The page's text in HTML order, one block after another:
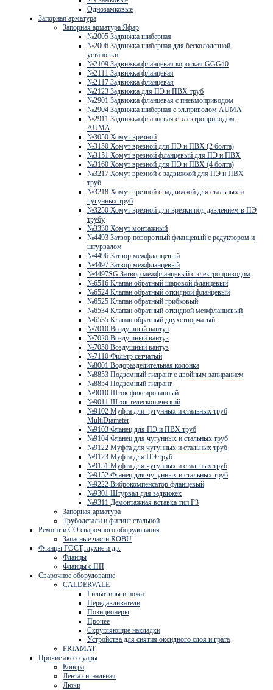
Однозамковые
Запорная арматура
Запорная арматура Яфар
№2005 Задвижка шиберная
№2006 Задвижка шиберная для бесколодезной
установки
№2109 Задвижка фланцевая короткая GGG40
№2111 Задвижка фланцевая
№2117 Задвижка фланцевая
№2123 Задвижка для ПЭ и ПВХ труб
№2901 Задвижка фланцевая с пневмоприводом
№2904 Задвижка шиберная с эл.приводом AUMA
№2911 Задвижка фланцевая с электроприводом
AUMA
№3050 Хомут врезной
№3150 Хомут врезной для ПЭ и ПВХ (2 болта)
№3151 Хомут врезной фланцевый для ПЭ и ПВХ
№3160 Хомут врезной для ПЭ и ПВХ (4 болта)
№3217 Хомут врезной с задвижкой для ПЭ и ПВХ
труб
№3218 Хомут врезной с задвижкой для стальных и
чугунных труб
№3250 Хомут врезной для врезки под давлением в ПЭ
трубу
№3330 Хомут монтажный
№4493 Затвор поворотный фланцевый с редуктором и
штурвалом
№4496 Затвор межфланцевый
№4497 Затвор межфланцевый
№4497SG Затвор межфланцевый с электроприводом
№6516 Клапан обратный шаровой фланцевый
№6524 Клапан обратный откидной фланцевый
№6525 Клапан обратный грибковый
№6534 Клапан обратный откидной межфланцевый
№6535 Клапан обратный двухстворчатый
№7010 Воздушный вантуз
№7020 Воздушный вантуз
№7050 Воздушный вантуз
№7110 Фильтр сетчатый
№8001 Водоразделительная колонка
№8853 Подземный гидрант с двойным запиранием
№8854 Подземный гидрант
№9010 Шток фиксированный
№9011 Шток телескопический
№9102 Муфта для чугунных и стальных труб
MultiDiameter
№9103 Фланец для ПЭ и ПВХ труб
№9104 Фланец для чугунных и стальных труб
№9122 Муфта для чугунных и стальных труб
№9123 Муфта для ПЭ труб
№9151 Муфта для чугунных и стальных труб
№9152 Фланец для чугунных и стальных труб
№9222 Виброкомпенсатор фланцевый
№9301 Штурвал для задвижек
№9311 Демонтажная вставка тип F3
Запорная арматура
Трубодетали и фитинг стальной
Ремонт и СО сварочного оборудования
Запасные части ROBU
Фланцы ГОСТ,глухие и др.
Фланцы
Фланцы с ПП
Сварочное оборудование
CALDERVALE
Гильотины и ножи
Передавливатели
Позиционеры
Прочее
Скругляющие накладки
Устройства для снятия оксидного слоя и грата
FRIAMAT
Прочие аксессуары
Ковера
Лента сигнальная
Люки